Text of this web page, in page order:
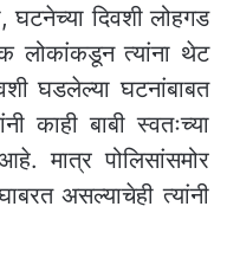
घटनेच्या दिवशी लोहगड
लोकांकडून त्यांना थेट
घडलेल्या घटनांबाबत
काही बाबी स्वतःच्या
मात्र पोलिसांसमोर
असल्याचेही त्यांनी